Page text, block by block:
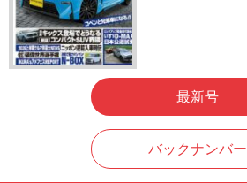
最新号
バックナンバー